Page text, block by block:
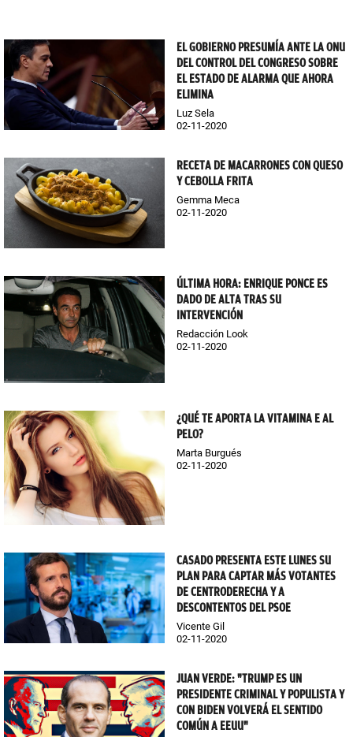
EL GOBIERNO PRESUMÍA ANTE LA ONU
DEL CONTROL DEL CONGRESO SOBRE
EL ESTADO DE ALARMA QUE AHORA
ELIMINA
Luz Sela
02-11-2020
RECETA DE MACARRONES CON QUESO
Y CEBOLLA FRITA
Gemma Meca
02-11-2020
ÚLTIMA HORA: ENRIQUE PONCE ES
DADO DE ALTA TRAS SU
INTERVENCIÓN
Redacción Look
02-11-2020
¿QUÉ TE APORTA LA VITAMINA E AL
PELO?
Marta Burgués
02-11-2020
CASADO PRESENTA ESTE LUNES SU
PLAN PARA CAPTAR MÁS VOTANTES
DE CENTRODERECHA Y A
DESCONTENTOS DEL PSOE
Vicente Gil
02-11-2020
JUAN VERDE: "TRUMP ES UN
PRESIDENTE CRIMINAL Y POPULISTA Y
CON BIDEN VOLVERÁ EL SENTIDO
COMÚN A EEUU"